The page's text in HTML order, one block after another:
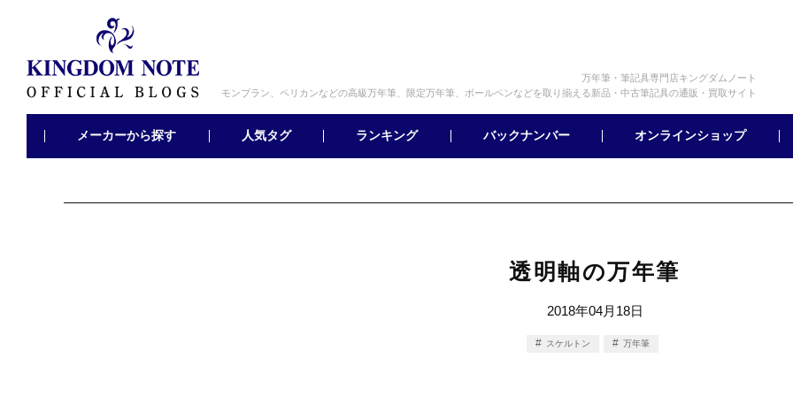
万年筆・筆記具専門店キングダムノート
モンブラン、ペリカンなどの高級万年筆、限定万年筆、ボールペンなどを取り揃える新品・中古筆記具の通販・買取サイト
メーカーから探す 人気タグ ランキング バックナンバー オンラインショップ
透明軸の万年筆
2018年04月18日
スケルトン 万年筆